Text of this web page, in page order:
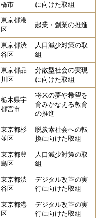
橋市
に向けた取組
東京都港
区
起業・創業の推進
東京都渋
谷区
人口減少対策の取
組
東京都品
川区
分散型社会の実現
に向けた取組
栃木県宇
都宮市
将来の夢や希望を
育みかなえる教育
の推進
東京都杉
並区
脱炭素社会への転
換に向けた取組
東京都豊
島区
人口減少対策の取
組
東京都渋
谷区
デジタル改革の実
行に向けた取組
東京都港
区
デジタル改革の実
行に向けた取組